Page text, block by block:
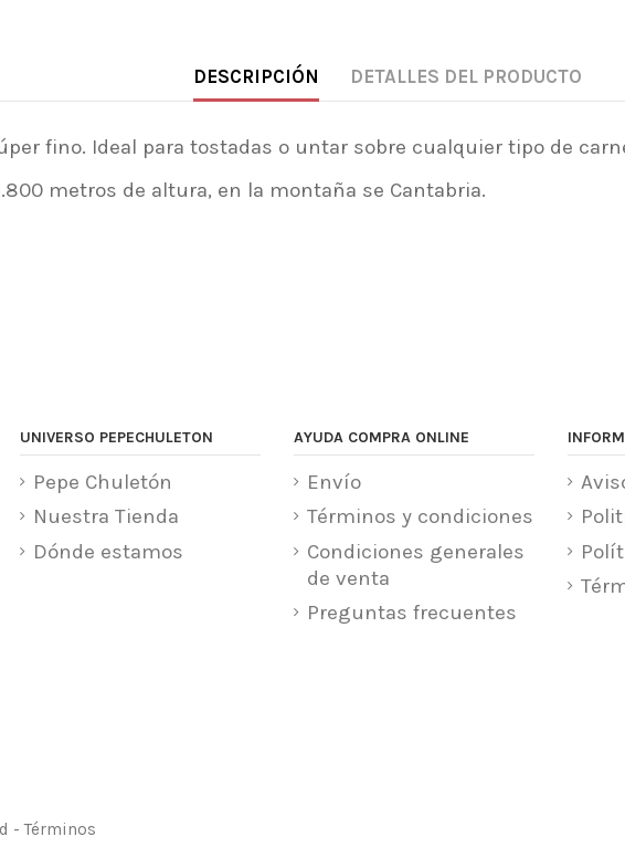
DESCRIPCIÓN DETALLES DEL PRODUCTO
fino. Ideal para tostadas o untar sobre cualquier tipo de
metros de altura, en la montaña se Cantabria.
UNIVERSO PEPECHULETON
Pepe Chuletón
Nuestra Tienda
Dónde estamos
AYUDA COMPRA ONLINE
Envío
Términos y condiciones
Condiciones generales
de venta
Preguntas frecuentes
-Términos